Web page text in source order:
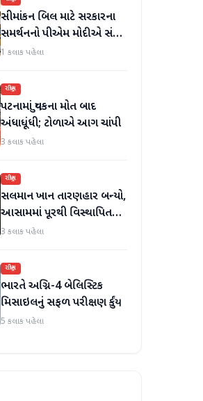
સીમાંકન બિલ માટે સરકારના
સમર્થનનો પીએમ મોદીએ સંકેત
આપ્યો; ઓગસ્ટમાં ખાસ સત્ર
1 કલાક પહેલા
રાષ્ટ્રીય
પટનામાં યુવકના મોત બાદ
અંધાધૂંધી; ટોળાએ આગ ચાંપી
3 કલાક પહેલા
રાષ્ટ્રીય
સલમાન ખાન તારણહાર બન્યો,
આસામમાં પૂરથી વિસ્થાપિત
થયેલા પરિવારોને 500 નવા ઘર
3 કલાક પહેલા
રાષ્ટ્રીય
ભારતે અગ્નિ-4 બેલિસ્ટિક
મિસાઇલનું સફળ પરીક્ષણ કર્યું
5 કલાક પહેલા